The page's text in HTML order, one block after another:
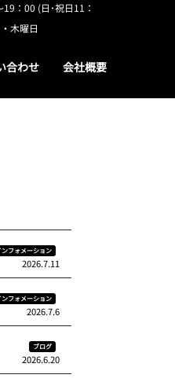
：00 (日･祝日11：
木曜日
合わせ 会社概要
ンフォメーション
2026.7.11
ンフォメーション
2026.7.6
ブログ
2026.6.20